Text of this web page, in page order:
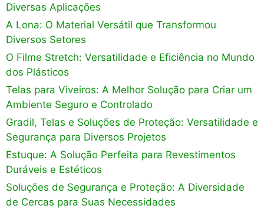
Diversas Aplicações
A Lona: O Material Versátil que Transformou
Diversos Setores
O Filme Stretch: Versatilidade e Eficiência no Mundo
dos Plásticos
Telas para Viveiros: A Melhor Solução para Criar um
Ambiente Seguro e Controlado
Gradil, Telas e Soluções de Proteção: Versatilidade e
Segurança para Diversos Projetos
Estuque: A Solução Perfeita para Revestimentos
Duráveis e Estéticos
Soluções de Segurança e Proteção: A Diversidade
de Cercas para Suas Necessidades